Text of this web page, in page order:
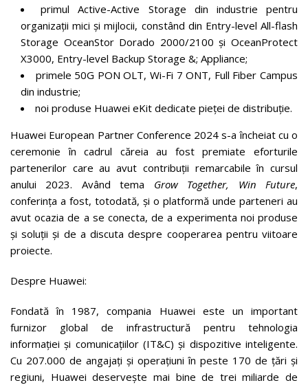
primul Active-Active Storage din industrie pentru
organizații mici și mijlocii, constând din Entry-level All-flash
Storage OceanStor Dorado 2000/2100 și OceanProtect
X3000, Entry-level Backup Storage &; Appliance;
primele 50G PON OLT, Wi-Fi 7 ONT, Full Fiber Campus
din industrie;
noi produse Huawei eKit dedicate pieței de distribuție.
Huawei European Partner Conference 2024 s-a încheiat cu o
ceremonie în cadrul căreia au fost premiate eforturile
partenerilor care au avut contribuții remarcabile în cursul
anului 2023. Având tema Grow Together, Win Future,
conferința a fost, totodată, și o platformă unde parteneri au
avut ocazia de a se conecta, de a experimenta noi produse
și soluții și de a discuta despre cooperarea pentru viitoare
proiecte.
Despre Huawei:
Fondată în 1987, compania Huawei este un important
furnizor global de infrastructură pentru tehnologia
informației și comunicațiilor (IT&C) și dispozitive inteligente.
Cu 207.000 de angajați și operațiuni în peste 170 de țări și
regiuni, Huawei deservește mai bine de trei miliarde de